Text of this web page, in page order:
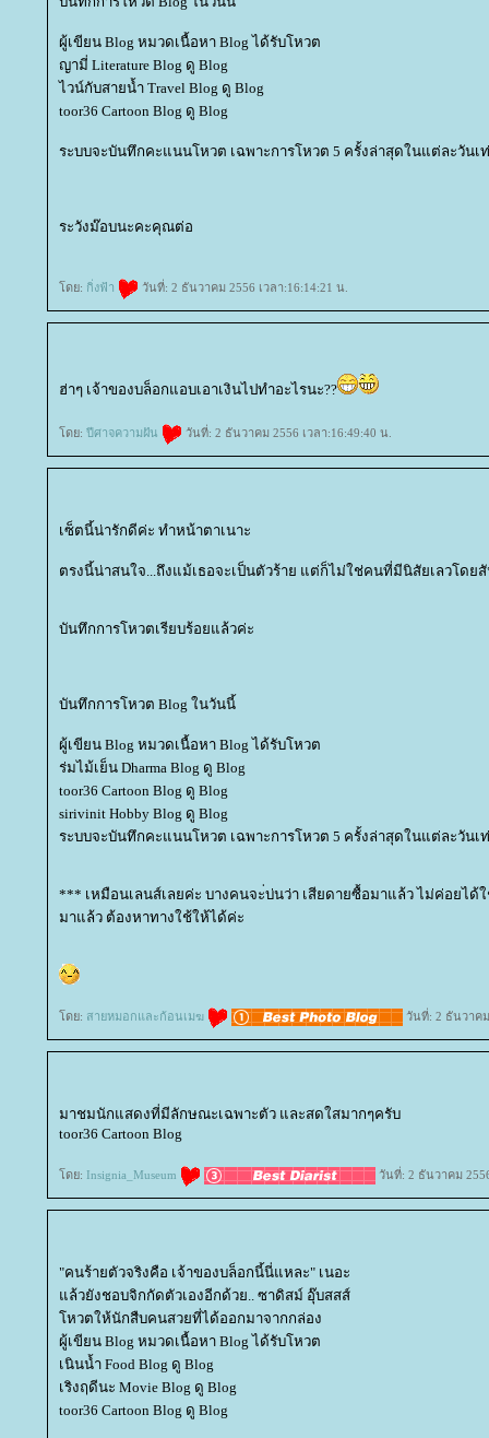
ผู้เขียน Blog หมวดเนื้อหา Blog ได้รับโหวต
ญามี่ Literature Blog ดู Blog
ไวน์กับสายน้ำ Travel Blog ดู Blog
toor36 Cartoon Blog ดู Blog
ระบบจะบันทึกคะแนนโหวต เฉพาะการโหวต 5 ครั้งล่าสุดในแต่ละวันเ
ระวังม๊อบนะคะคุณต่อ
ดย: กิ่งฟ้า วันที่: 2 ธันวาคม 2556 เวลา:16:14:21 น.
ฮ่าๆ เจ้าของบล็อกแอบเอาเงินไปทำอะไรนะ??
ดย: ปีศาจความฝัน วันที่: 2 ธันวาคม 2556 เวลา:16:49:40 น.
เซ็ตนี้น่ารักดีค่ะ ทำหน้าตาเนาะ
ตรงนี้น่าสนใจ...ถึงแม้เธอจะเป็นตัวร้าย แต่ก็ไม่ใช่คนที่มีนิสัยเลวโดย
บันทึกการโหวตเรียบร้อยแล้วค่ะ
บันทึกการโหวต Blog ในวันนี้
ผู้เขียน Blog หมวดเนื้อหา Blog ได้รับโหวต
ร่มไม้เย็น Dharma Blog ดู Blog
toor36 Cartoon Blog ดู Blog
sirivinit Hobby Blog ดู Blog
ระบบจะบันทึกคะแนนโหวต เฉพาะการโหวต 5 ครั้งล่าสุดในแต่ละวันเ
*** เหมือนเลนส์เลยค่ะ บางคนจะ่บ่นว่า เสียดายซื้อมาแล้ว ไม่ค่อยได้
มาแล้ว ต้องหาทางใช้ให้ได้ค่ะ
ดย: สายหมอกและก้อนเมฆ วันที่: 2 ธันวาคม
มาชมนักแสดงที่มีลักษณะเฉพาะตัว และสดใสมากๆครับ
toor36 Cartoon Blog
ดย: Insignia_Museum วันที่: 2 ธันวาคม
"คนร้ายตัวจริงคือ เจ้าของบล็อกนี้นี่แหละ" เนอะ
ล้วยังชอบจิกกัดตัวเองอีกด้วย.. ซาดิสม์ อุ๊บสสส์
หวตให้นักสืบคนสวยที่ได้ออกมาจากกล่อง
ผู้เขียน Blog หมวดเนื้อหา Blog ได้รับโหวต
เนินน้ำ Food Blog ดู Blog
เริงฤดีนะ Movie Blog ดู Blog
toor36 Cartoon Blog ดู Blog